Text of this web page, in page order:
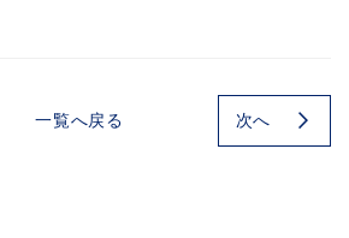
一覧へ戻る 次へ